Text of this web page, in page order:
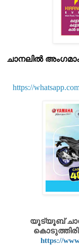
ചാനലിൽ
https://
യൂട്യൂബ്
https://